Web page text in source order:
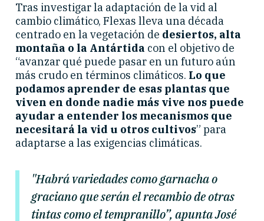
Tras investigar la adaptación de la vid al
cambio climático, Flexas lleva una década
centrado en la vegetación de desiertos, alta
montaña o la Antártida con el objetivo de
“avanzar qué puede pasar en un futuro aún
más crudo en términos climáticos. Lo que
podamos aprender de esas plantas que
viven en donde nadie más vive nos puede
ayudar a entender los mecanismos que
necesitará la vid u otros cultivos” para
adaptarse a las exigencias climáticas.
"Habrá variedades como garnacha o
graciano que serán el recambio de otras
tintas como el tempranillo”, apunta José